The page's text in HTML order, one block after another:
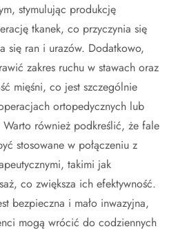
stymulując produkcję
tkanek, co przyczynia się
się ran i urazów. Dodatkowo,
zakres ruchu w stawach oraz
mięśni, co jest szczególnie
ortopedycznych lub
również podkreślić, że fale
stosowane w połączeniu z
takimi jak
co zwiększa ich efektywność.
bezpieczna i mało inwazyjna,
mogą wrócić do codziennych